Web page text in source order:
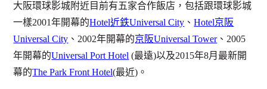
大阪環球影城附近目前有五家合作飯店，包括跟環球影城
一樣2001年開幕的Hotel近鉄Universal City 、Hotel京阪
Universal City 、2002年開幕的京阪Universal Tower、2005
年開幕的Universal Port Hotel (最遠)以及2015年8月最新開
幕的The Park Front Hotel(最近)。